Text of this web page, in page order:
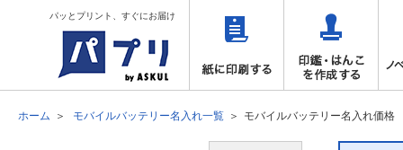
パッとプリント、すぐにお届け
ホーム モバイルバッテリー名入れ一覧 モバイルバッテリー名入れ価格